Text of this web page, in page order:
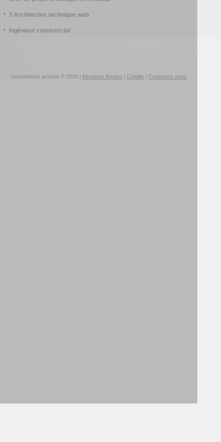
3 Architectes technique web
Ingénieur commercial
competence avenue © 2026 | Mentions légales Crédits Contactez-nous